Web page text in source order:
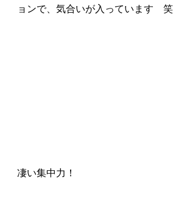
ョンで、気合いが入っています　笑
凄い集中力！